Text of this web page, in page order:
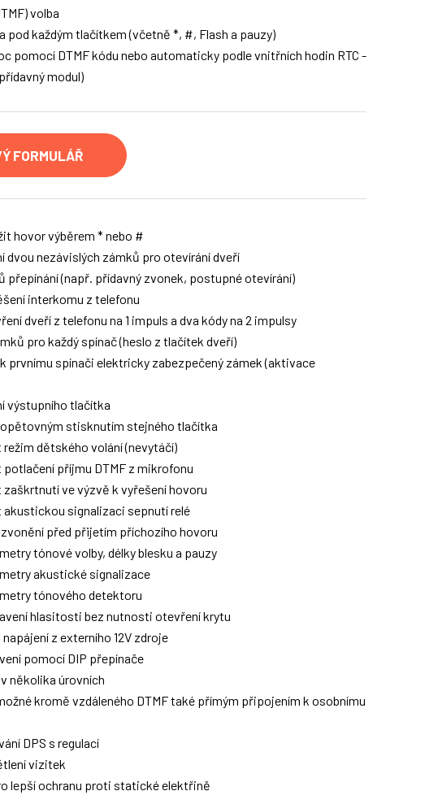
volba
pod každým tlačítkem (včetně *, #, Flash a pauzy)
pomocí DTMF kódu nebo automaticky podle vnitřních hodin RTC -
modul)
FORMULÁŘ
hovor výběrem * nebo #
dvou nezávislých zámků pro otevírání dveří
přepínání (např. přídavný zvonek, postupné otevírání)
interkomu z telefonu
dveří z telefonu na 1 impuls a dva kódy na 2 impulsy
pro každý spínač (heslo z tlačítek dveří)
spínači elektricky zabezpečený zámek (aktivace
výstupního tlačítka
stisknutím stejného tlačítka
dětského volání (nevytáčí)
příjmu DTMF z mikrofonu
ve výzvě k vyřešení hovoru
signalizaci sepnutí relé
před přijetím příchozího hovoru
tónové volby, délky blesku a pauzy
akustické signalizace
tónového detektoru
hlasitosti bez nutnosti otevření krytu
z externího 12V zdroje
pomocí DIP přepínače
několika úrovních
kromě vzdáleného DTMF také přímým připojením k osobnímu
DPS s regulací
vizitek
lepší ochranu proti statické elektřině